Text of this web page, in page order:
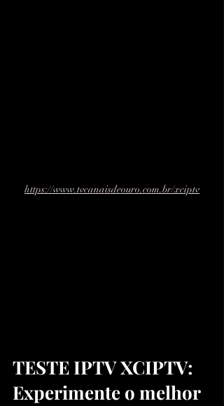
https://www.tvcanaisdeouro.com.br/xciptv
TESTE IPTV XCIPTV:
Experimente o melhor